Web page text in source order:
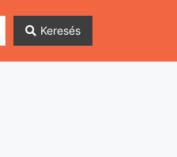
Keresés